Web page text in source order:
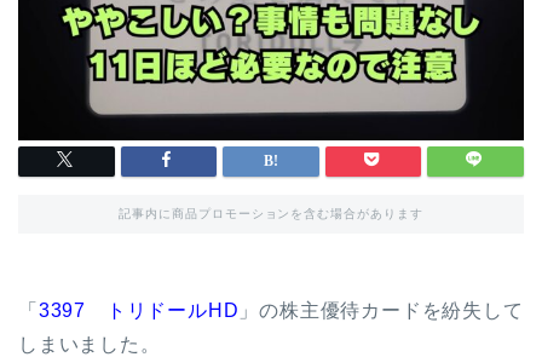
記事内に商品プロモーションを含む場合があります
「 3397 トリドールHD 」の株主優待カードを紛失して
しまいました。